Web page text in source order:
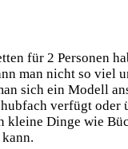
für 2 Personen
man nicht so viel
sich ein Modell
verfügt oder
kleine Dinge wie